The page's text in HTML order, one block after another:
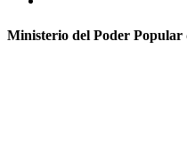
Ministerio del Poder Popular